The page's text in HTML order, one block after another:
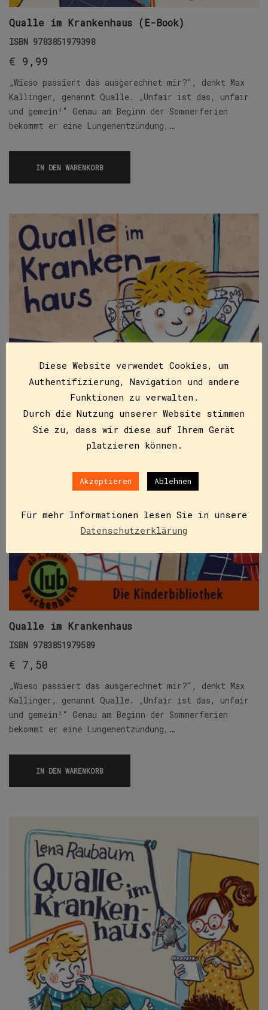
Qualle im Krankenhaus (E-Book)
ISBN 9783851979398
€ 9,99
„Wieso passiert das ausgerechnet mir?“, denkt Max
Kallinger, genannt Qualle. „Unfair ist das, unfair
und gemein!“ Genau am Beginn der Sommerferien
bekommt er eine Lungenentzündung,…
IN DEN WARENKORB
Qualle im Krankenhaus
ISBN 9783851979589
€ 7,50
„Wieso passiert das ausgerechnet mir?“, denkt Max
Kallinger, genannt Qualle. „Unfair ist das, unfair
und gemein!“ Genau am Beginn der Sommerferien
bekommt er eine Lungenentzündung,…
IN DEN WARENKORB
Diese Website verwendet Cookies, um
Authentifizierung, Navigation und andere
Funktionen zu verwalten.
Durch die Nutzung unserer Website stimmen
Sie zu, dass wir diese auf Ihrem Gerät
platzieren können.
Akzeptieren Ablehnen
Für mehr Informationen lesen Sie in unsere
Datenschutzerklärung